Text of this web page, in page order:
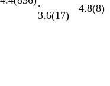
.
3.6(17)
4.8(8)